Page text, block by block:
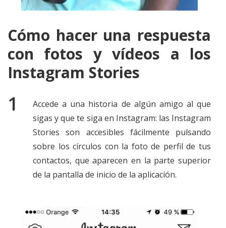
Cómo hacer una respuesta
con fotos y vídeos a los
Instagram Stories
Accede a una historia de algún amigo al que
sigas y que te siga en Instagram: las Instagram
Stories son accesibles fácilmente pulsando
sobre los círculos con la foto de perfil de tus
contactos, que aparecen en la parte superior
de la pantalla de inicio de la aplicación.